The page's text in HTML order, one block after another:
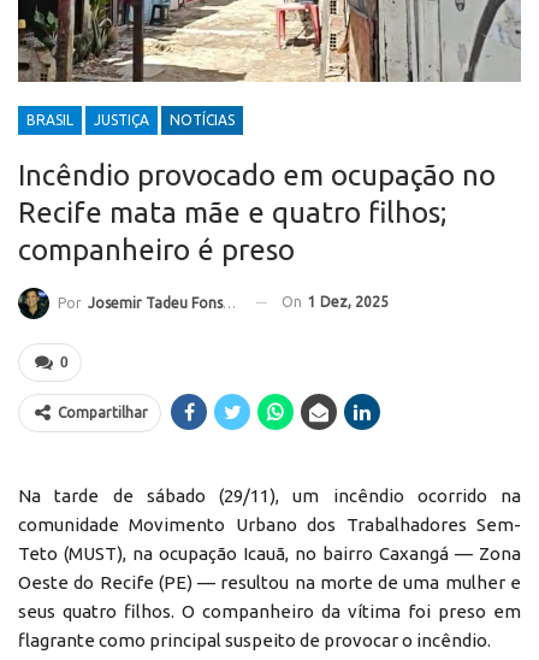
BRASIL JUSTIÇA NOTÍCIAS
Incêndio provocado em ocupação no
Recife mata mãe e quatro filhos;
companheiro é preso
Por Josemir Tadeu Fonseca On 1 Dez, 2025
0
Compartilhar
Na tarde de sábado (29/11), um incêndio ocorrido na
comunidade Movimento Urbano dos Trabalhadores Sem-
Teto (MUST), na ocupação Icauã, no bairro Caxangá — Zona
Oeste do Recife (PE) — resultou na morte de uma mulher e
seus quatro filhos. O companheiro da vítima foi preso em
flagrante como principal suspeito de provocar o incêndio.